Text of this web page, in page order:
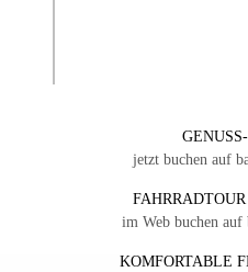
jetzt buchen auf
im Web buchen auf
KOMFORTABLE